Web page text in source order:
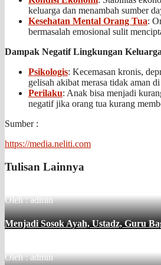
keluarga dan menambah sumber
Kesehatan Mental Orang Tua:
bermasalah emosional sulit
Dampak Negatif Lingkungan
Psikologis: Kecemasan kronis,
gelisah akibat merasa tidak aman
Perilaku: Anak bisa menjadi
negatif jika orang tua kurang
Sumber :
https://media.neliti.com
Tulisan Lainnya
Oleh : admin
Menjadi Sosok Ayah, Ustadz, Guru
Oleh : admin